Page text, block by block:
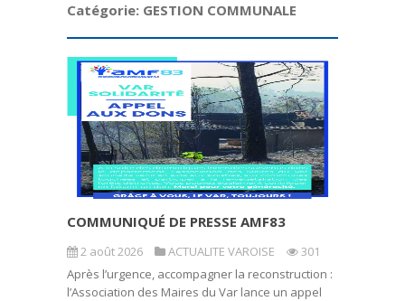
Catégorie: GESTION COMMUNALE
COMMUNIQUÉ DE PRESSE AMF83
2 août 2026 ACTUALITE VAROISE
301
Après l’urgence, accompagner la reconstruction :
l’Association des Maires du Var lance un appel